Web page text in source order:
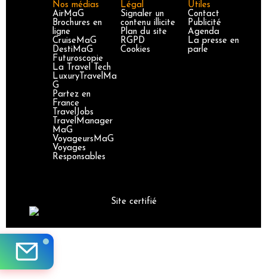
Nos médias
AirMaG
Brochures en
ligne
CruiseMaG
DestiMaG
Futuroscopie
La Travel Tech
LuxuryTravelMa
G
Partez en
France
TravelJobs
TravelManager
MaG
VoyageursMaG
Voyages
Responsables
Légal
Signaler un
contenu illicite
Plan du site
RGPD
Cookies
Utiles
Contact
Publicité
Agenda
La presse en
parle
Site certifié